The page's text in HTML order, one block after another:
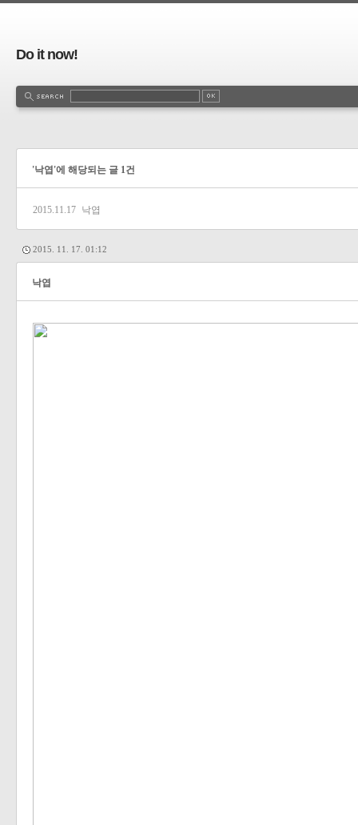
Do it now!
'낙엽'에 해당되는 글 1건
2015.11.17 낙엽
2015. 11. 17. 01:12
낙엽